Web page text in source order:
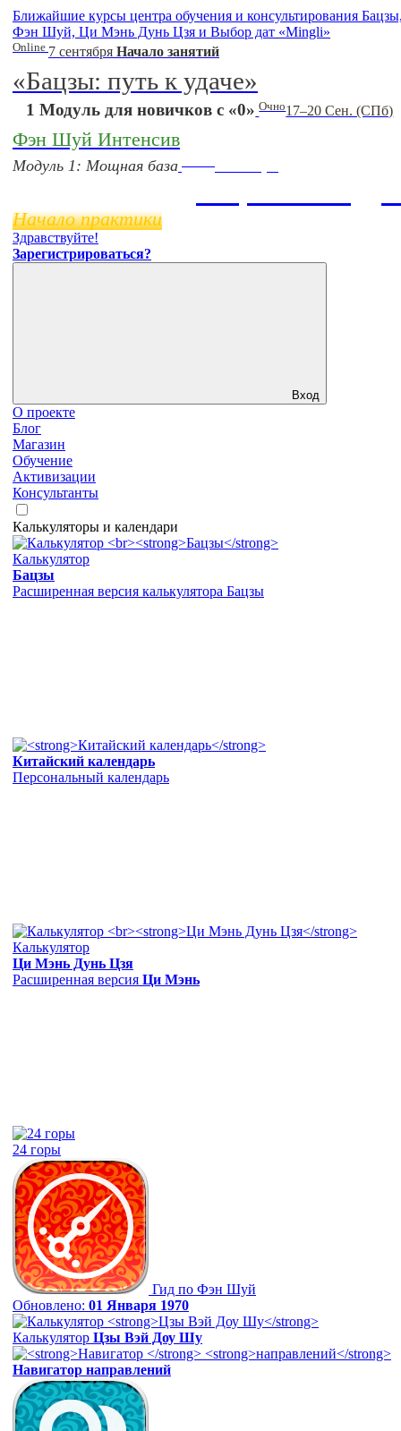
Ближайшие курсы центра обучения и консультирования
Фэн Шуй, Ци Мэнь Дунь Цзя и Выбор дат «Mingli»
Online 7 сентября Начало занятий
«Бацзы: путь к удаче»
1 Модуль для новичков с «0» Очно17–20 Сен. (СПб)
Фэн Шуй Интенсив
Модуль 1: Мощная база
Начало практики
Здравствуйте!
Зарегистрироваться?
Вход
О проекте
Блог
Магазин
Обучение
Активизации
Консультанты
Калькуляторы и календари
Калькулятор
Бацзы
Расширенная версия калькулятора Бацзы
Китайский календарь
Персональный календарь
Калькулятор
Ци Мэнь Дунь Цзя
Расширенная версия Ци Мэнь
24 горы
Гид по Фэн Шуй
Обновлено: 01 Января 1970
Калькулятор Цзы Вэй Доу Шу
Навигатор направлений